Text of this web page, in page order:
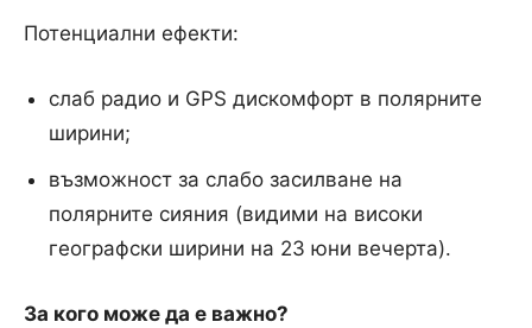
Потенциални ефекти:
слаб радио и GPS дискомфорт в полярните
ширини;
възможност за слабо засилване на
полярните сияния (видими на високи
географски ширини на 23 юни вечерта).
За кого може да е важно?